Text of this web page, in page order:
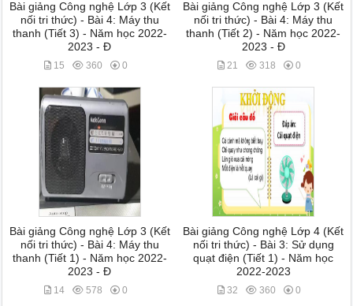
Bài giảng Công nghệ Lớp 3 (Kết
nối tri thức) - Bài 4: Máy thu
thanh (Tiết 3) - Năm học 2022-
2023 - Đ
15 360 0
Bài giảng Công nghệ Lớp 3 (Kết
nối tri thức) - Bài 4: Máy thu
thanh (Tiết 2) - Năm học 2022-
2023 - Đ
21 318 0
Bài giảng Công nghệ Lớp 3 (Kết
nối tri thức) - Bài 4: Máy thu
thanh (Tiết 1) - Năm học 2022-
2023 - Đ
14 578 0
Bài giảng Công nghệ Lớp 4 (Kết
nối tri thức) - Bài 3: Sử dụng
quạt điện (Tiết 1) - Năm học
2022-2023
32 360 0